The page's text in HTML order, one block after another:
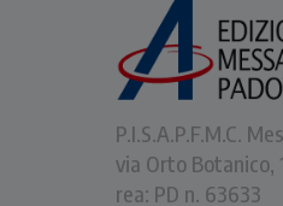
P.I.S.A.P.F.M.C.
via Orto Botanico,
rea: PD n. 63633